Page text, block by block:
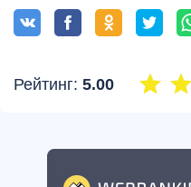
Рейтинг: 5.00